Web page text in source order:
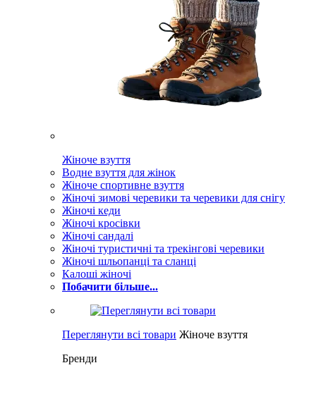
Жіноче взуття
Водне взуття для жінок
Жіноче спортивне взуття
Жіночі зимові черевики та черевики для снігу
Жіночі кеди
Жіночі кросівки
Жіночі сандалі
Жіночі туристичні та трекінгові черевики
Жіночі шльопанці та сланці
Калоші жіночі
Побачити більше...
Переглянути всі товари Жіноче взуття
Бренди